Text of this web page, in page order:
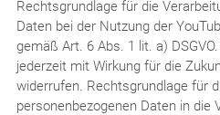
Rechtsgrundlage für die
Daten bei der Nutzung der
gemäß Art. 6 Abs. 1 lit. a)
jederzeit mit Wirkung für die
widerrufen. Rechtsgrundlage für
personenbezogenen Daten in die